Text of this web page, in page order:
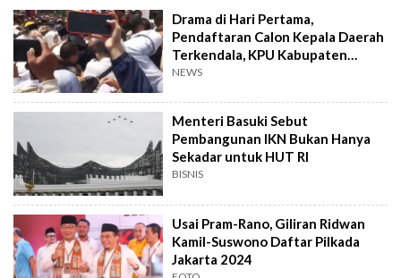
Drama di Hari Pertama,
Pendaftaran Calon Kepala Daerah
Terkendala, KPU Kabupaten
Bogor Belum Siap?
NEWS
Menteri Basuki Sebut
Pembangunan IKN Bukan Hanya
Sekadar untuk HUT RI
BISNIS
Usai Pram-Rano, Giliran Ridwan
Kamil-Suswono Daftar Pilkada
Jakarta 2024